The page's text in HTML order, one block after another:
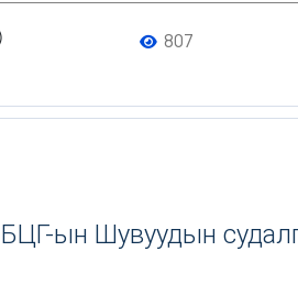
807
ын Шувуудын